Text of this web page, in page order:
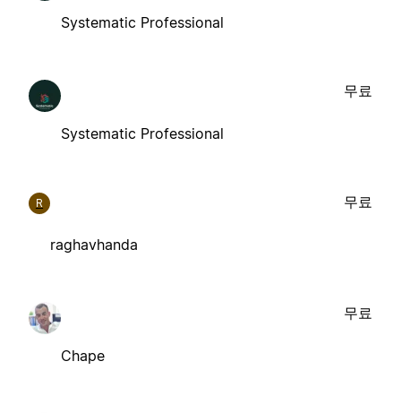
Systematic Professional
Systematic Professional
무료
R
raghavhanda
무료
Chape
무료